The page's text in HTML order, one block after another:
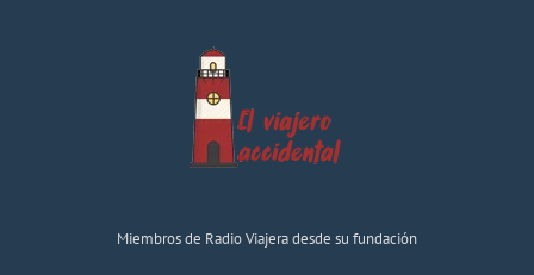
Miembros de Radio Viajera desde su fundación